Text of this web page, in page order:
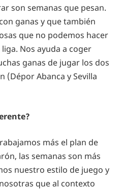
son semanas que pesan.
ganas y que también
que no podemos hacer
Nos ayuda a coger
ganas de jugar los dos
(Dépor Abanca y Sevilla
más el plan de
las semanas son más
nuestro estilo de juego y
que al contexto